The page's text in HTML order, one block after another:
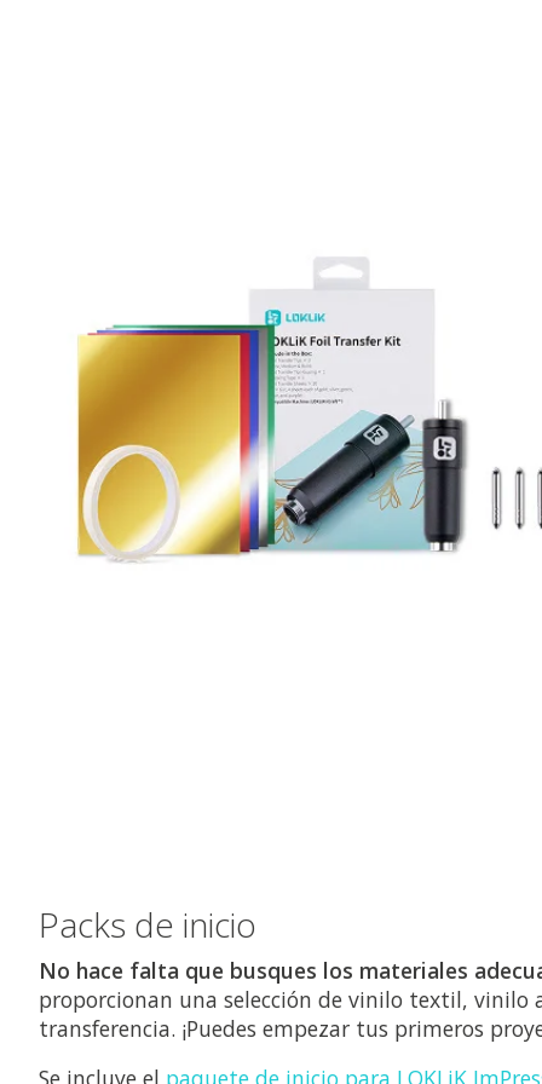
Packs de inicio
No hace falta que busques los materiales
proporcionan una selección de vinilo textil, vinilo
transferencia. ¡Puedes empezar tus primeros
Se incluye el paquete de inicio para LOKLiK